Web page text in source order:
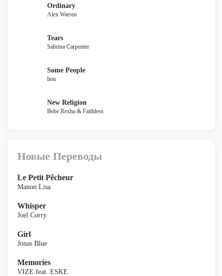
Ordinary
Alex Warren
Tears
Sabrina Carpenter
Some People
liou
New Religion
Bebe Rexha & Faithless
Новые Переводы
Le Petit Pêcheur
Manon Lisa
Whisper
Joel Corry
Girl
Jonas Blue
Memories
VIZE feat. ESKE